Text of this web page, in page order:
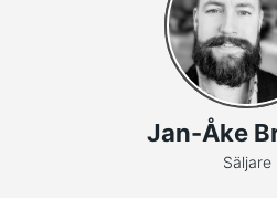
Jan-Åke
Säljare